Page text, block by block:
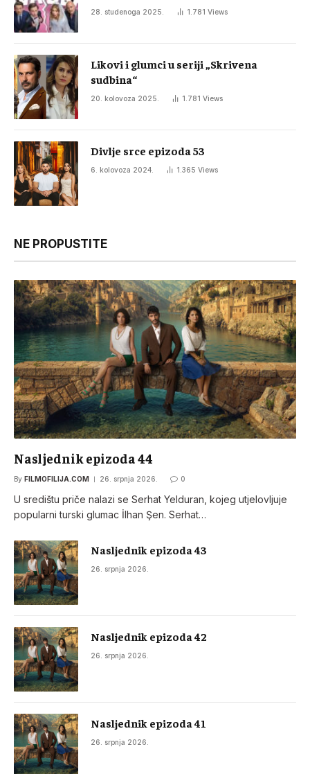
28. studenoga 2025. 1.781 Views
Likovi i glumci u seriji „Skrivena
sudbina“
20. kolovoza 2025. 1.781 Views
Divlje srce epizoda 53
6. kolovoza 2024. 1.365 Views
NE PROPUSTITE
Nasljednik epizoda 44
By FILMOFILIJA.COM 26. srpnja 2026. 0
U središtu priče nalazi se Serhat Yelduran, kojeg utjelovljuje
popularni turski glumac İlhan Şen. Serhat…
Nasljednik epizoda 43
26. srpnja 2026.
Nasljednik epizoda 42
26. srpnja 2026.
Nasljednik epizoda 41
26. srpnja 2026.